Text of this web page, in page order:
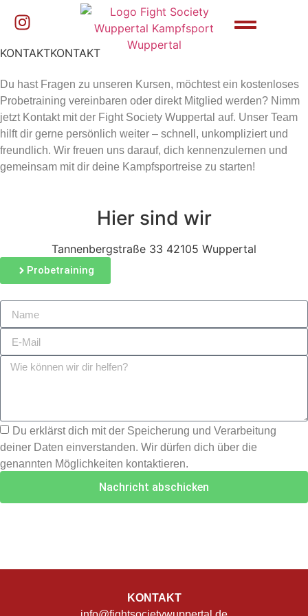
KONTAKTKONTAKT
Du hast Fragen zu unseren Kursen, möchtest ein kostenloses
Probetraining vereinbaren oder direkt Mitglied werden? Nimm
jetzt Kontakt mit der Fight Society Wuppertal auf. Unser Team
hilft dir gerne persönlich weiter – schnell, unkompliziert und
freundlich. Wir freuen uns darauf, dich kennenzulernen und
gemeinsam mit dir deine Kampfsportreise zu starten!
Hier sind wir
Tannenbergstraße 33 42105 Wuppertal
Probetraining
Du erklärst dich mit der Speicherung und Verarbeitung
deiner Daten einverstanden. Wir dürfen dich über die
genannten Möglichkeiten kontaktieren.
Nachricht abschicken
KONTAKT